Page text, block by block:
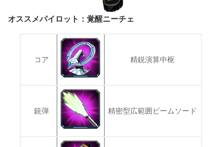
オススメパイロット：覚醒ニーチェ
コア 精鋭演算中枢
銃弾 精密型広範囲ビームソード